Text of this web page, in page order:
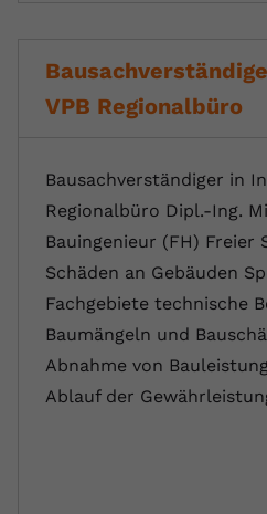
VPB Regionalbüro
Bausachverständiger in
Regionalbüro Dipl.-Ing.
Bauingenieur (FH) Freier
Schäden an Gebäuden
Fachgebiete technische
Baumängeln und
Abnahme von
Ablauf der